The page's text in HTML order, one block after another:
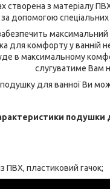
створена з матеріалу
допомогою
для комфорту у ванній
в максимальному
слугуватиме Вам
для ванної Ви
подушки
ПВХ, пластиковий гачок;